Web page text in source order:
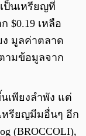
ป็นเหรียญที่
$0.19 เหลือ
ง มูลค่าตลาด
ามข้อมูลจาก
เพียงลำพัง แต่
หรียญมีมอื่นๆ อีก
(BROCCOLI),